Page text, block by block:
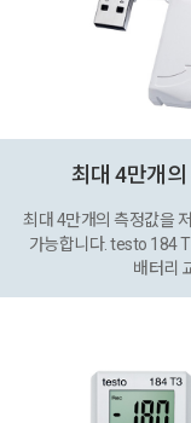
최대 4만개
최대 4만개의 측정값을
가능합니다. testo 184
배터리